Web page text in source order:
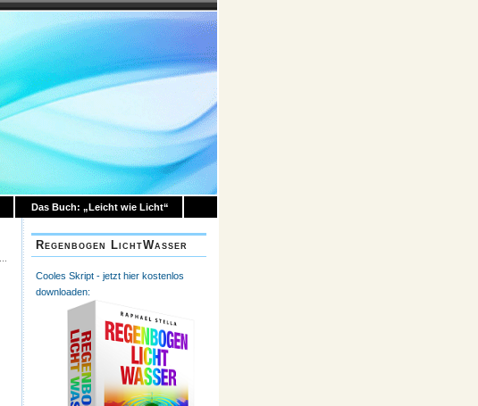
Das Buch: „Leicht wie Licht“
Regenbogen LichtWasser
Cooles Skript - jetzt hier kostenlos
downloaden: